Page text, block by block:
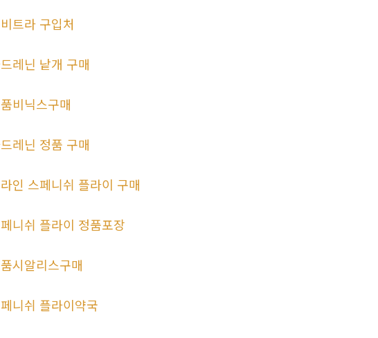
트라 구입처
레닌 낱개 구매
비닉스구매
레닌 정품 구매
인 스페니쉬 플라이 구매
니쉬 플라이 정품포장
시알리스구매
니쉬 플라이약국